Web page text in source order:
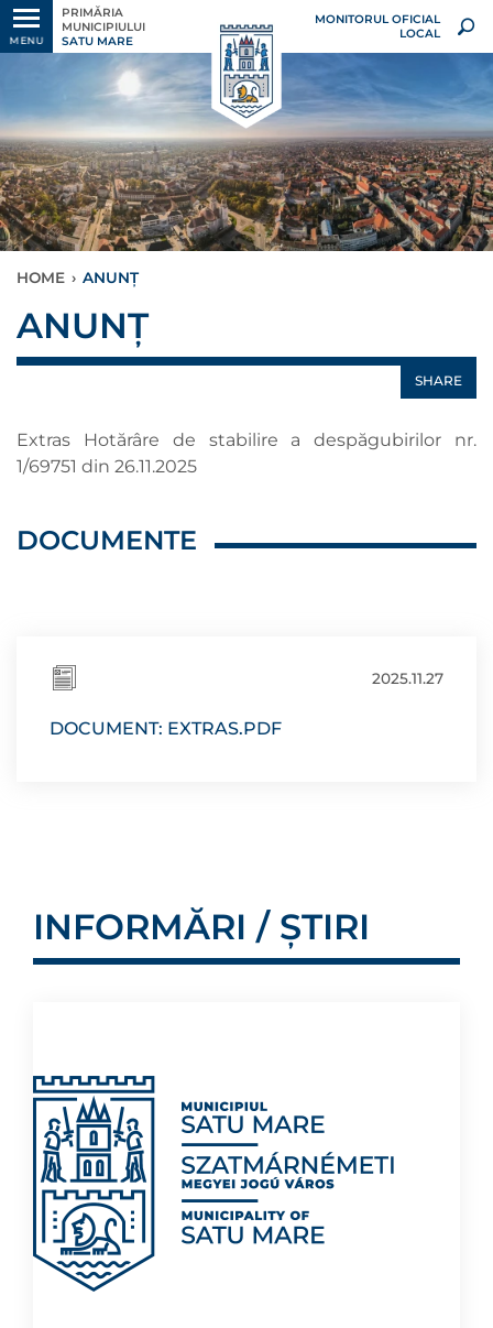
MENU
PRIMĂRIA
MUNICIPIULUI
SATU MARE
MONITORUL OFICIAL
LOCAL
HOME › ANUNȚ
ANUNȚ
SHARE
Extras Hotărâre de stabilire a despăgubirilor nr.
1/69751 din 26.11.2025
DOCUMENTE
2025.11.27
DOCUMENT: EXTRAS.PDF
INFORMĂRI / ȘTIRI